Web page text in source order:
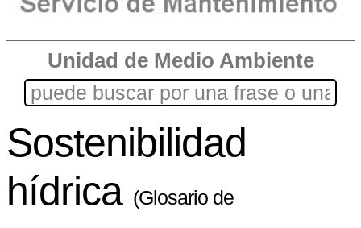
Unidad de Medio Ambiente
Sostenibilidad
hídrica (Glosario de